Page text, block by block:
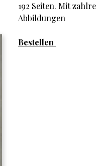
192 Seiten. Mit
Abbildungen
Bestellen